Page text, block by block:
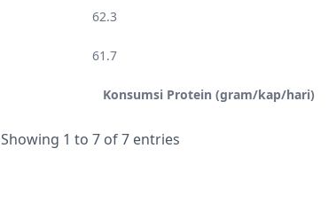
62.3
61.7
Konsumsi Protein (gram/kap/hari)
Showing 1 to 7 of 7 entries